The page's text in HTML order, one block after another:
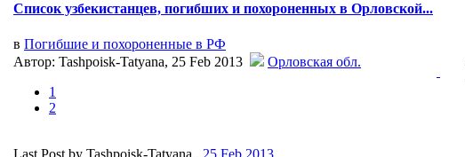
Список узбекистанцев, погибших и похороненных в Орловской...
в Погибшие и похороненные в РФ
Автор: Tashpoisk-Tatyana, 25 Feb 2013
Орловская обл.
1
2
Last Post by Tashpoisk-Tatyana , 25 Feb 2013